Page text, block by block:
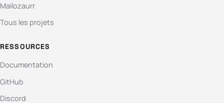
Mailozaurr
Tous les projets
RESSOURCES
Documentation
GitHub
Discord